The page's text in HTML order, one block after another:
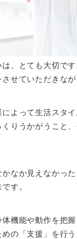
、とても大切で
せていただきなが
によって生活スタ
くりうかがうこと
なか見えなかっ
す。
体機能や動作を把
の「支援」を行う